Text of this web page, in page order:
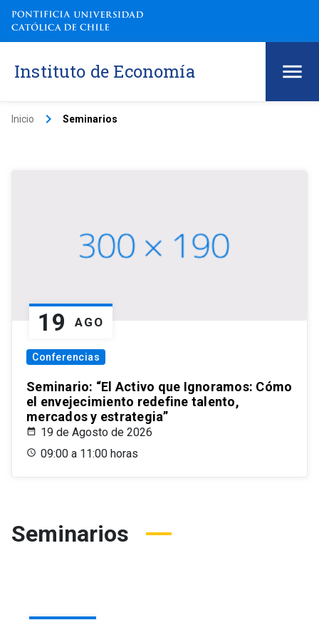
Instituto de Economía
Inicio keyboard_arrow_right Seminarios
19 AGO
Conferencias
Seminario: “El Activo que Ignoramos: Cómo
el envejecimiento redefine talento,
mercados y estrategia”
19 de Agosto de 2026
09:00 a 11:00 horas
Seminarios